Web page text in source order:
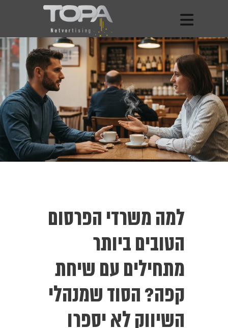
למה משרדי הפרסום
הטובים ביותר
מתחילים עם שיחת
קפה? הסוד שמנהלי
השיווק לא יספרו